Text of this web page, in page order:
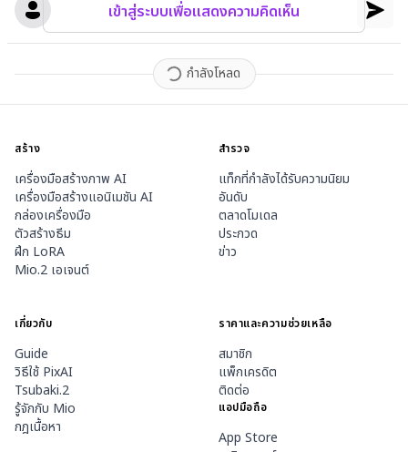
เข้าสู่ระบบเพื่อแสดงความคิดเห็น
กำลังโหลด
สร้าง
เครื่องมือสร้างภาพ AI
เครื่องมือสร้างแอนิเมชัน AI
กล่องเครื่องมือ
ตัวสร้างธีม
ฝึก LoRA
Mio.2 เอเจนต์
สำรวจ
แท็กที่กำลังได้รับความนิยม
อันดับ
ตลาดโมเดล
ประกวด
ข่าว
เกี่ยวกับ
Guide
วิธีใช้ PixAI
Tsubaki.2
รู้จักกับ Mio
กฎเนื้อหา
ราคาและความช่วยเหลือ
สมาชิก
แพ็กเครดิต
ติดต่อ
แอปมือถือ
App Store